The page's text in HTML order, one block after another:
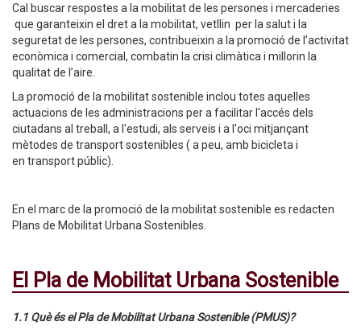
Cal buscar respostes a la mobilitat de les persones i mercaderies
que garanteixin el dret a la mobilitat, vetllin per la salut i la
seguretat de les persones, contribueixin a la promoció de l’activitat
econòmica i comercial, combatin la crisi climàtica i millorin la
qualitat de l’aire.
La promoció de la mobilitat sostenible inclou totes aquelles
actuacions de les administracions per a facilitar l'accés dels
ciutadans al treball, a l'estudi, als serveis i a l'oci mitjançant
mètodes de transport sostenibles ( a peu, amb bicicleta i
en transport públic).
En el marc de la promoció de la mobilitat sostenible es redacten
Plans de Mobilitat Urbana Sostenibles.
El Pla de Mobilitat Urbana Sostenible
1.1 Què és el Pla de Mobilitat Urbana Sostenible (PMUS)?